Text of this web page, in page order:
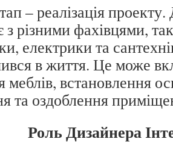
– реалізація
з різними фахівцями,
електрики та
в життя. Це може
встановлення
та оздоблення
Роль Дизайнера